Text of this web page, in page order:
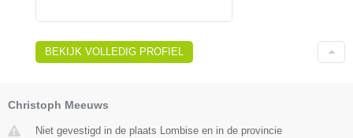
BEKIJK VOLLEDIG PROFIEL
Christoph Meeuws
Niet gevestigd in de plaats Lombise en in de provincie